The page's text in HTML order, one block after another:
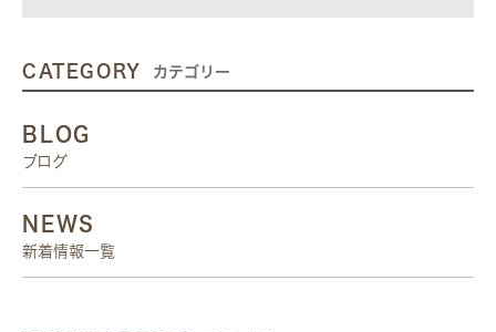
CATEGORY カテゴリー
BLOG
ブログ
NEWS
新着情報一覧